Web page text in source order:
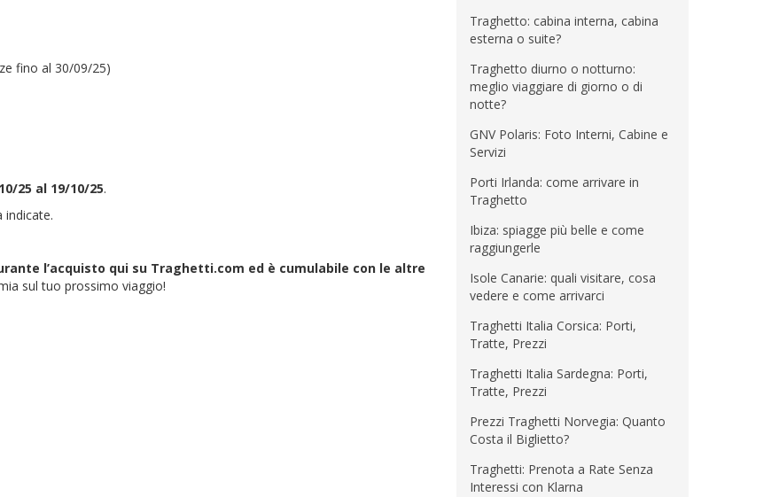
Traghetto: cabina interna, cabina
esterna o suite?
Traghetto diurno o notturno:
meglio viaggiare di giorno o di
notte?
GNV Polaris: Foto Interni, Cabine e
Servizi
Porti Irlanda: come arrivare in
Traghetto
Ibiza: spiagge più belle e come
raggiungerle
Isole Canarie: quali visitare, cosa
vedere e come arrivarci
Traghetti Italia Corsica: Porti,
Tratte, Prezzi
Traghetti Italia Sardegna: Porti,
Tratte, Prezzi
Prezzi Traghetti Norvegia: Quanto
Costa il Biglietto?
Traghetti: Prenota a Rate Senza
Interessi con Klarna
fino al 30/09/25)
25 al 19/10/25.
indicate.
l’acquisto qui su Traghetti.com ed è cumulabile con le altre
sul tuo prossimo viaggio!